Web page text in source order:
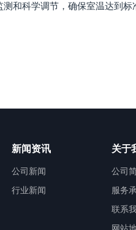
和科学调节，确保室温达到标
新闻资讯
公司新闻
行业新闻
关于
公司
服务
联系